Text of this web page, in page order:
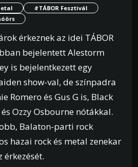
#TÁBOR Fesztivál
érkeznek az idei TÁBOR
bejelentett Alestorm
is bejelentkezett egy
show-val, de színpadra
Romero és Gus G is, Black
Ozzy Osbourne nótákkal.
Balaton-parti rock
hazai rock és metal zenekar
érkezését.